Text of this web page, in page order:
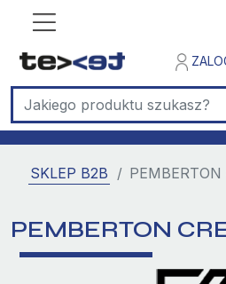
SKLEP B2B PEMBERTON
PEMBERTON